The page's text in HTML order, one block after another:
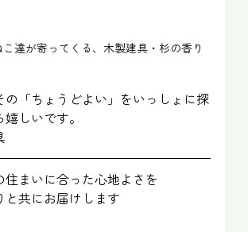
達が寄ってくる、木製建具・杉の香り
の「ちょうどよい」をいっしょに探
しいです。
住まいに合った心地よさを
と共にお届けします